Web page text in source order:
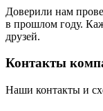
Доверили нам
в прошлом году.
друзей.
Контакты
Наши контакты и